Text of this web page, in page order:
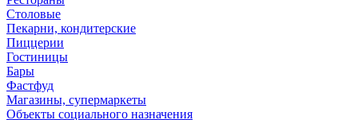
Столовые
Пекарни, кондитерские
Пиццерии
Гостиницы
Бары
Фастфуд
Магазины, супермаркеты
Объекты социального назначения